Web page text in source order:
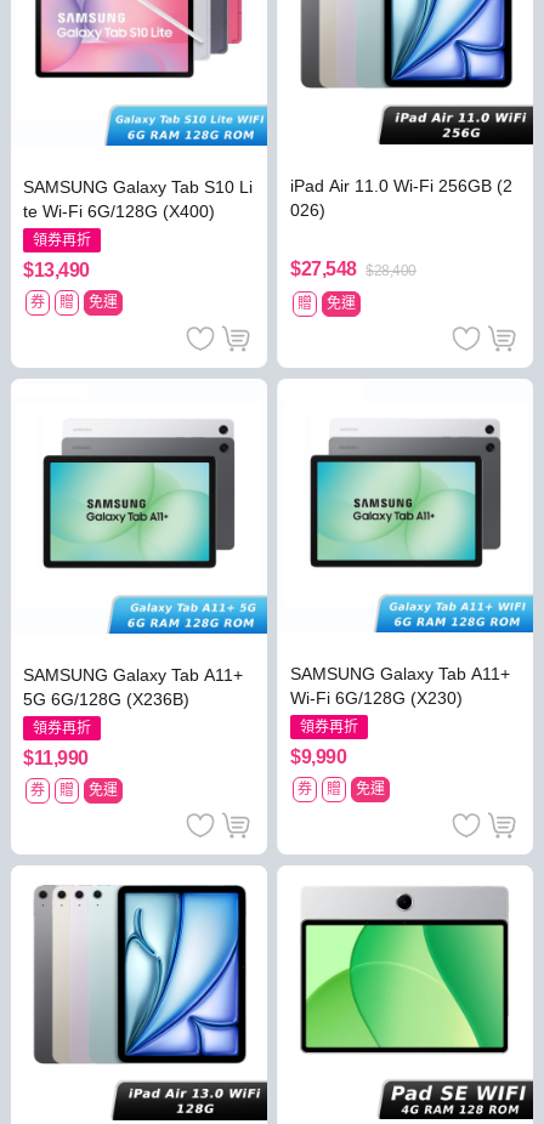
SAMSUNG Galaxy Tab S10 Li
te Wi-Fi 6G/128G (X400)
領券再折
$13,490
券 贈 免運
iPad Air 11.0 Wi-Fi 256GB (2
026)
$27,548 $28,400
贈
免運
SAMSUNG Galaxy Tab A11+
5G 6G/128G (X236B)
領券再折
$11,990
券 贈 免運
SAMSUNG Galaxy Tab A11+
Wi-Fi 6G/128G (X230)
領券再折
$9,990
券 贈 免運